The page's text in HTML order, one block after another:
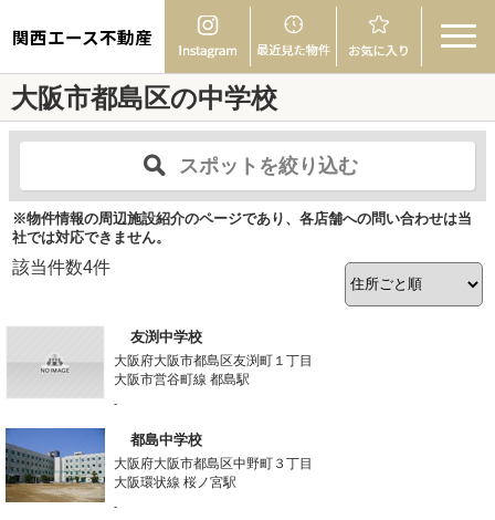
関西エース不動産
大阪市都島区の中学校
スポットを絞り込む
※物件情報の周辺施設紹介のページであり、各店舗への問い合わせは当
社では対応できません。
該当件数4件
友渕中学校
大阪府大阪市都島区友渕町１丁目
大阪市営谷町線 都島駅
-
都島中学校
大阪府大阪市都島区中野町３丁目
大阪環状線 桜ノ宮駅
-